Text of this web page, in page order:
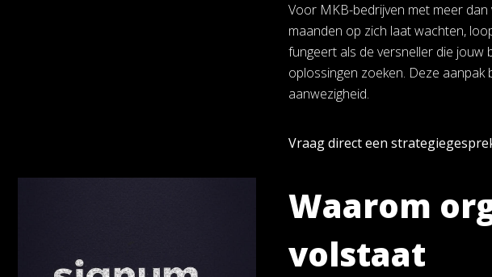
Voor MKB-bedrijven met meer
maanden op zich laat wachten,
fungeert als de versneller die
oplossingen zoeken. Deze
aanwezigheid.
Vraag direct een
Waarom
volstaat